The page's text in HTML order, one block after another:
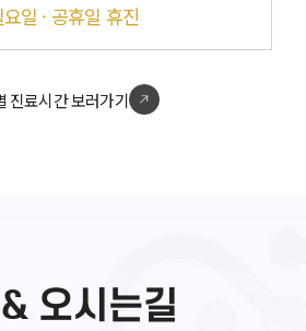
요일 · 공휴일 휴진
진료시간 보러가기
오시는길